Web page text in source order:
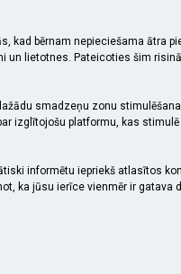
kad bērnam nepieciešama ātra
un lietotnes. Pateicoties šim
smadzeņu zonu
izglītojošu platformu, kas
informētu iepriekš atlasītos
ka jūsu ierīce vienmēr ir gatava